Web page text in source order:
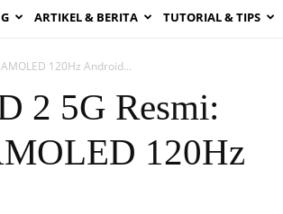
ARTIKEL & BERITA TUTORIAL & TIPS
120Hz Android...
2 5G Resmi:
120Hz